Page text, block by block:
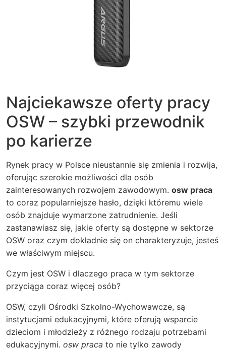
Najciekawsze oferty pracy
OSW – szybki przewodnik
po karierze
Rynek pracy w Polsce nieustannie się zmienia i rozwija,
oferując szerokie możliwości dla osób
zainteresowanych rozwojem zawodowym. osw praca
to coraz popularniejsze hasło, dzięki któremu wiele
osób znajduje wymarzone zatrudnienie. Jeśli
zastanawiasz się, jakie oferty są dostępne w sektorze
OSW oraz czym dokładnie się on charakteryzuje, jesteś
we właściwym miejscu.
Czym jest OSW i dlaczego praca w tym sektorze
przyciąga coraz więcej osób?
OSW, czyli Ośrodki Szkolno-Wychowawcze, są
instytucjami edukacyjnymi, które oferują wsparcie
dzieciom i młodzieży z różnego rodzaju potrzebami
edukacyjnymi. osw praca to nie tylko zawody